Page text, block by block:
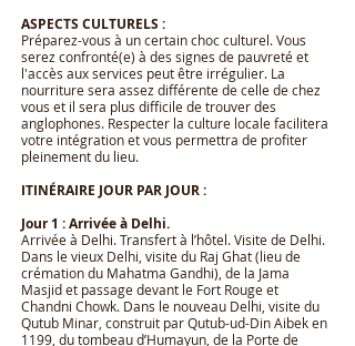
ASPECTS CULTURELS :
Préparez-vous à un certain choc culturel. Vous
serez confronté(e) à des signes de pauvreté et
l'accès aux services peut être irrégulier. La
nourriture sera assez différente de celle de chez
vous et il sera plus difficile de trouver des
anglophones. Respecter la culture locale facilitera
votre intégration et vous permettra de profiter
pleinement du lieu.
ITINÉRAIRE JOUR PAR JOUR :
Jour 1 : Arrivée à Delhi.
Arrivée à Delhi. Transfert à l’hôtel. Visite de Delhi.
Dans le vieux Delhi, visite du Raj Ghat (lieu de
crémation du Mahatma Gandhi), de la Jama
Masjid et passage devant le Fort Rouge et
Chandni Chowk. Dans le nouveau Delhi, visite du
Qutub Minar, construit par Qutub-ud-Din Aibek en
1199, du tombeau d’Humayun, de la Porte de